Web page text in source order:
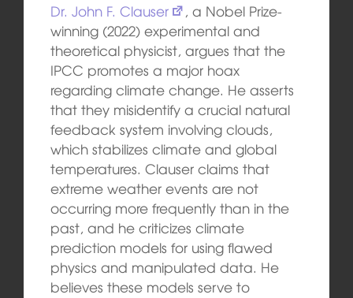
Dr. John F. Clauser
, a Nobel Prize-
winning (2022) experimental and
theoretical physicist, argues that the
IPCC promotes a major hoax
regarding climate change. He asserts
that they misidentify a crucial natural
feedback system involving clouds,
which stabilizes climate and global
temperatures. Clauser claims that
extreme weather events are not
occurring more frequently than in the
past, and he criticizes climate
prediction models for using flawed
physics and manipulated data. He
believes these models serve to